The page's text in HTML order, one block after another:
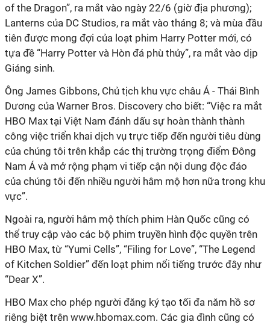
of the Dragon”, ra mắt vào ngày 22/6 (giờ địa phương);
Lanterns của DC Studios, ra mắt vào tháng 8; và mùa đầu
tiên được mong đợi của loạt phim Harry Potter mới, có
tựa đề “Harry Potter và Hòn đá phù thủy”, ra mắt vào dịp
Giáng sinh.
Ông James Gibbons, Chủ tịch khu vực châu Á - Thái Bình
Dương của Warner Bros. Discovery cho biết: “Việc ra mắt
HBO Max tại Việt Nam đánh dấu sự hoàn thành thành
công việc triển khai dịch vụ trực tiếp đến người tiêu dùng
của chúng tôi trên khắp các thị trường trọng điểm Đông
Nam Á và mở rộng phạm vi tiếp cận nội dung độc đáo
của chúng tôi đến nhiều người hâm mộ hơn nữa trong khu
vực”.
Ngoài ra, người hâm mộ thích phim Hàn Quốc cũng có
thể truy cập vào các bộ phim truyền hình độc quyền trên
HBO Max, từ “Yumi Cells”, “Filing for Love”, “The Legend
of Kitchen Soldier” đến loạt phim nổi tiếng trước đây như
“Dear X”.
HBO Max cho phép người đăng ký tạo tối đa năm hồ sơ
riêng biệt trên www.hbomax.com. Các gia đình cũng có